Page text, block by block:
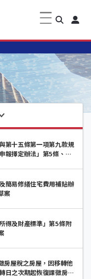
第十五條第一項第九款規
報擇定辦法」第5條、第7
簡易修繕住宅費用補貼辦
案
得及財產標準」第5條附
房屋稅之房屋，因移轉他
日之次期起恢復課徵房屋